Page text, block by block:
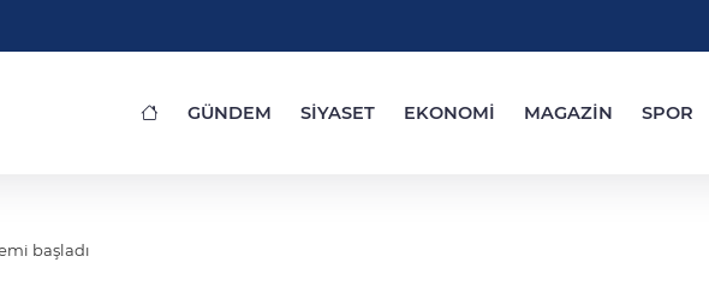
GÜNDEM SİYASET EKONOMİ MAGAZİN SPOR
başladı